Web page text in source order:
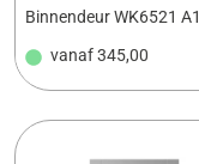
Binnendeur WK6521 A1
vanaf345,00